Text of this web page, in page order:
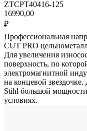
ZTCPT40416-125
16990,00
₽
Профессиональная
CUT PRO
Для увеличения
поверхность, по
электромагнитной
на концевой
Stihl большой
условиях.